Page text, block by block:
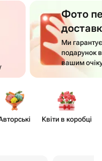
Фото
Ми
подарунок
вашим
Квіти в коробці